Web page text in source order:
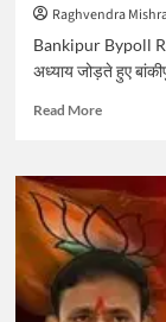
कोर्ट
Raghvendra
Bankipur Bypoll
अध्याय जोड़ते हुए
Read MoreRead
बीजेपी
का
31
साल
पुराना
किला
ढहाने